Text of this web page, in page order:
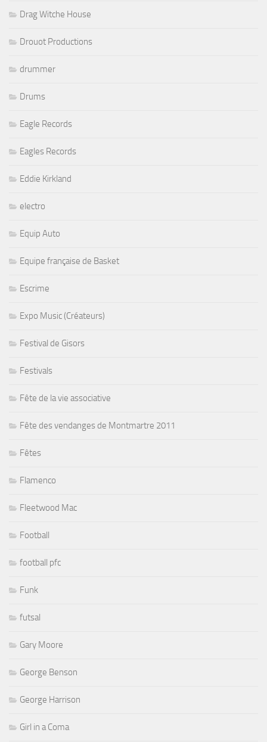
Drag Witche House
Drouot Productions
drummer
Drums
Eagle Records
Eagles Records
Eddie Kirkland
electro
Equip Auto
Equipe française de Basket
Escrime
Expo Music (Créateurs)
Festival de Gisors
Festivals
Fête de la vie associative
Fête des vendanges de Montmartre 2011
Fêtes
Flamenco
Fleetwood Mac
Football
football pfc
Funk
futsal
Gary Moore
George Benson
George Harrison
Girl in a Coma